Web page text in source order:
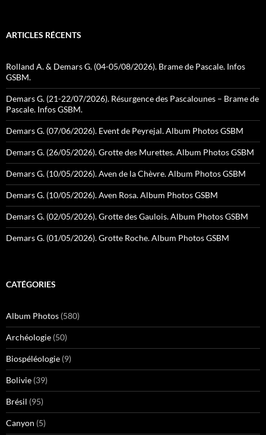
ARTICLES RÉCENTS
Rolland A. & Demars G. (04-05/08/2026). Brame de Pascale. Infos
GSBM.
Demars G. (21-22/07/2026). Résurgence des Pascalounes – Brame de
Pascale. Infos GSBM.
Demars G. (07/06/2026). Event de Peyrejal. Album Photos GSBM
Demars G. (26/05/2026). Grotte des Murettes. Album Photos GSBM
Demars G. (10/05/2026). Aven de la Chèvre. Album Photos GSBM
Demars G. (10/05/2026). Aven Rosa. Album Photos GSBM
Demars G. (02/05/2026). Grotte des Gaulois. Album Photos GSBM
Demars G. (01/05/2026). Grotte Roche. Album Photos GSBM
CATÉGORIES
Album Photos (580)
Archéologie (50)
Biospéléologie (9)
Bolivie (39)
Brésil (95)
Canyon (5)